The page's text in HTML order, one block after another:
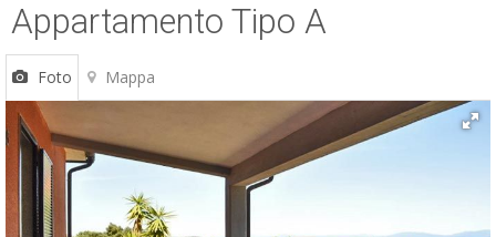
ESP
Appartamento Tipo A
Foto Mappa